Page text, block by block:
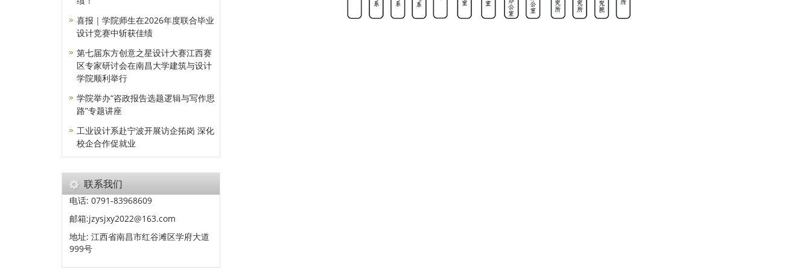
喜报｜学院师生在2026年度联合毕业
设计竞赛中斩获佳绩
第七届东方创意之星设计大赛江西赛
区专家研讨会在南昌大学建筑与设计
学院顺利举行
学院举办“咨政报告选题逻辑与写作思
路”专题讲座
工业设计系赴宁波开展访企拓岗 深化
校企合作促就业
联系我们
电话: 0791-83968609
邮箱:jzysjxy2022@163.com
地址: 江西省南昌市红谷滩区学府大道
999号